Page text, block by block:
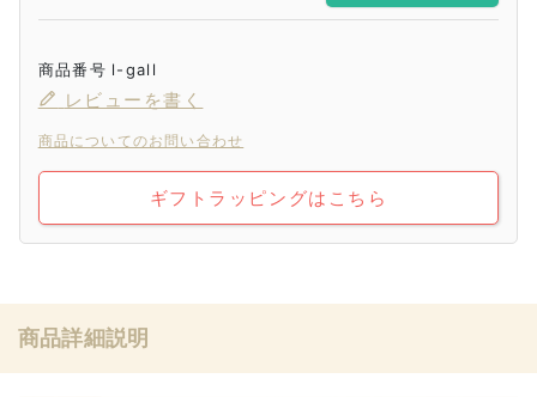
商品番号 l-gall
レビューを書く
商品についてのお問い合わせ
ギフトラッピングはこちら
商品詳細説明